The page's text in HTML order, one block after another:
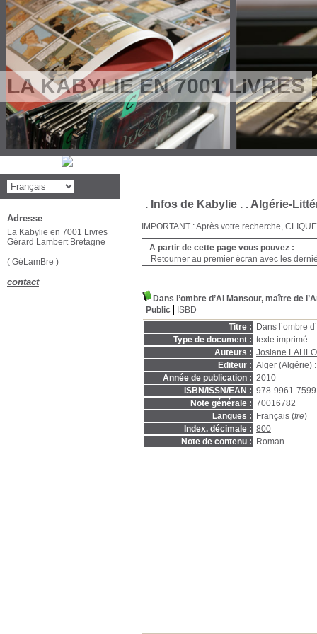
LA KABYLIE EN 7001 LIVRES
. Infos de Kabylie . . Algérie-
IMPORTANT : Après votre recherche,
A partir de cette page vous pouvez :
Retourner au premier écran avec les
Dans l’ombre d’Al Mansour, maître de
Public
ISBD
Titre :
Dans l’ombre
Type de document : texte imprimé
Auteurs : Josiane
Editeur : Alger (Algérie)
Année de publication : 2010
ISBN/ISSN/EAN : 978-9961-
Note générale : 70016782
Langues :
Français (fre)
Index. décimale : 800
Note de contenu :
Roman
Adresse
La Kabylie en 7001 Livres
Gérard Lambert Bretagne
( GéLamBre )
contact